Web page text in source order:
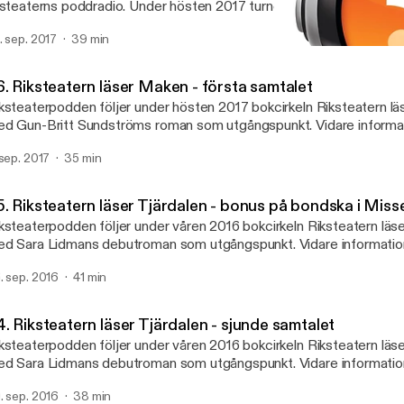
poddradio. Under hösten 2017 turnerar Gunn Britt
av Ninna Tersmann och regi av Lena Mossegård.
riksteaterengagerade i hela landet den roman som
från riksteaterföreningarna i Boden och Piteå för att samtala
sep. 2017 39 min
Riksteatern läser Maken - första samtalet
följer under hösten 2017 bokcirkeln Riksteatern
Gun-Britt Sundströms roman som utgångspunkt. Vidare
2017 35 min
Riksteatern läser Tjärdalen - bonus på bondska i
följer under våren 2016 bokcirkeln Riksteatern
Sara Lidmans debutroman som utgångspunkt. Vidare
sep. 2016 41 min
Riksteatern läser Tjärdalen - sjunde samtalet
följer under våren 2016 bokcirkeln Riksteatern
Sara Lidmans debutroman som utgångspunkt. Vidare
sep. 2016 38 min